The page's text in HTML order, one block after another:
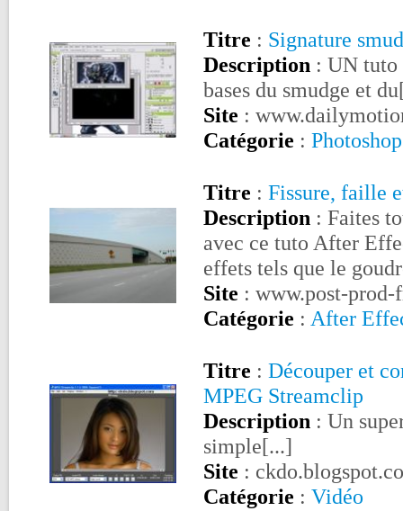
Titre : Signature
Description : UN tuto
bases du smudge et
Site :
Catégorie : Photoshop
Titre : Fissure, faille
Description : Faites
avec ce tuto After
effets tels que le
Site : www.post-prod-
Catégorie : After
Titre : Découper et
MPEG Streamclip
Description : Un
simple[...]
Site :
Catégorie : Vidéo